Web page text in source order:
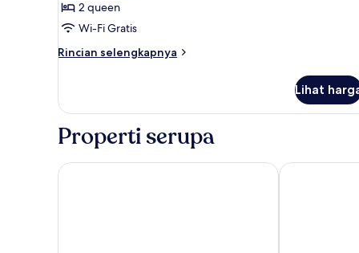
Queen
(Mobility
Accessible,
2 queen
Wi-Fi Gratis
Rincian selengkapnya
Rincian
Kamar,
Tempat
Queen
Lihat
Properti serupa
Home2 Suites by Hilton Orlando at Flamingo
SpringHill